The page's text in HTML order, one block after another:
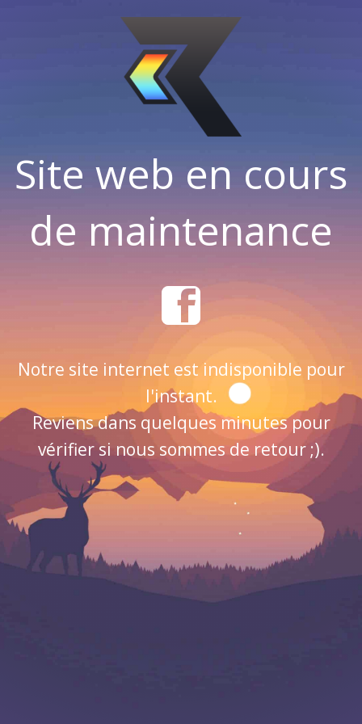
Site web en cours
de maintenance
Notre site internet est indisponible pour
l'instant.
Reviens dans quelques minutes pour
vérifier si nous sommes de retour ;).